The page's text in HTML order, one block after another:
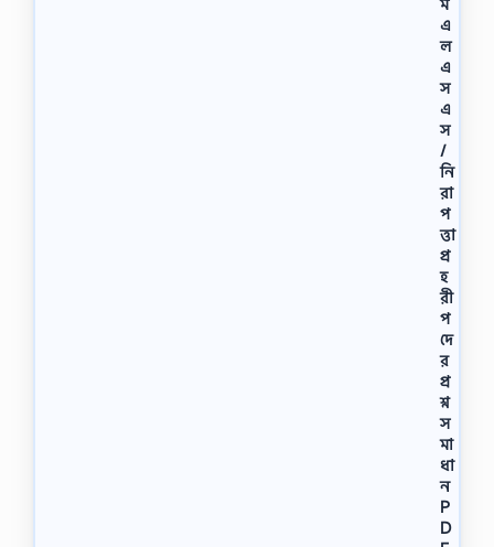
এ
ল
এ
স
এ
স
/
নি
রা
প
ত্তা
প্র
হ
রী
প
দে
র
প্র
শ্ন
স
মা
ধা
ন
P
D